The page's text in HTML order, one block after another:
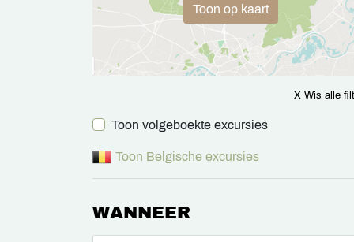
Toon op kaart
X Wis alle
Toon volgeboekte excursies
Toon Belgische excursies
WANNEER